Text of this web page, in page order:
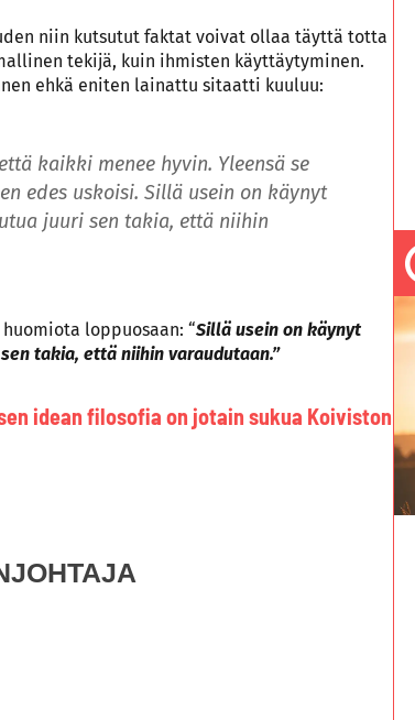
niin kutsutut faktat voivat ollaa täyttä totta
tekijä, kuin ihmisten käyttäytyminen.
ehkä eniten lainattu sitaatti kuuluu:
kaikki menee hyvin. Yleensä se
edes uskoisi. Sillä usein on käynyt
juuri sen takia, että niihin
loppuosaan: “Sillä usein on käynyt
takia, että niihin varaudutaan.”
idean filosofia on jotain sukua Koiviston